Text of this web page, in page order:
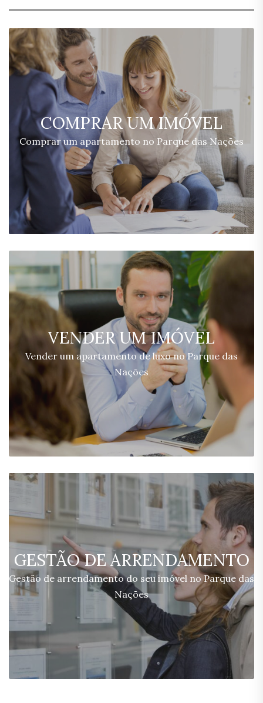
COMPRAR UM IMÓVEL
Comprar um apartamento no Parque das Nações
VENDER UM IMÓVEL
Vender um apartamento de luxo no Parque das
Nações
GESTÃO DE ARRENDAMENTO
Gestão de arrendamento do seu imóvel no Parque das
Nações